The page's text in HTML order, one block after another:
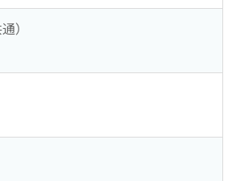
）